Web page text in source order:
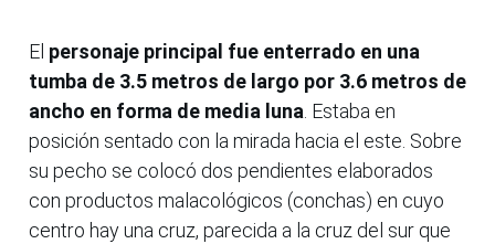
El personaje principal fue enterrado en una
tumba de 3.5 metros de largo por 3.6 metros de
ancho en forma de media luna. Estaba en
posición sentado con la mirada hacia el este. Sobre
su pecho se colocó dos pendientes elaborados
con productos malacológicos (conchas) en cuyo
centro hay una cruz, parecida a la cruz del sur que